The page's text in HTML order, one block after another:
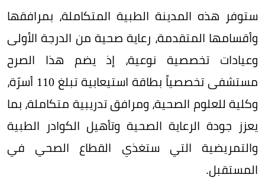
​ستوفر هذه المدينة الطبية المتكاملة، بمرافقها
وأقسامها المتقدمة، رعاية صحية من الدرجة الأولى
وعيادات تخصصية نوعية، إذ يضم هذا الصرح
مستشفى تخصصياً بطاقة استيعابية تبلغ 110 أسرّة،
وكلية للعلوم الصحية، ومرافق تدريبية متكاملة، بما
يعزز جودة الرعاية الصحية وتأهيل الكوادر الطبية
والتمريضية التي ستغذي القطاع الصحي في
المستقبل.